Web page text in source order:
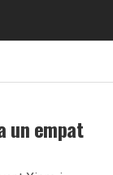
un empat